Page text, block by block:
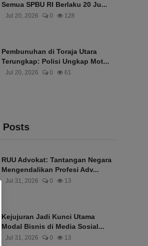
Semua SPBU RI Berlaku 20 Ju...
Jul 20, 2026 0 128
Pembunuhan di Toraja Utara
Terungkap: Polisi Ungkap Mot...
Jul 20, 2026 0 61
Posts
RUU Advokat: Tantangan Negara
Mengendalikan Profesi Adv...
Jul 31, 2026 0 13
Kejujuran Jadi Kunci Utama
Modal Bisnis di Media Sosial...
Jul 31, 2026 0 13